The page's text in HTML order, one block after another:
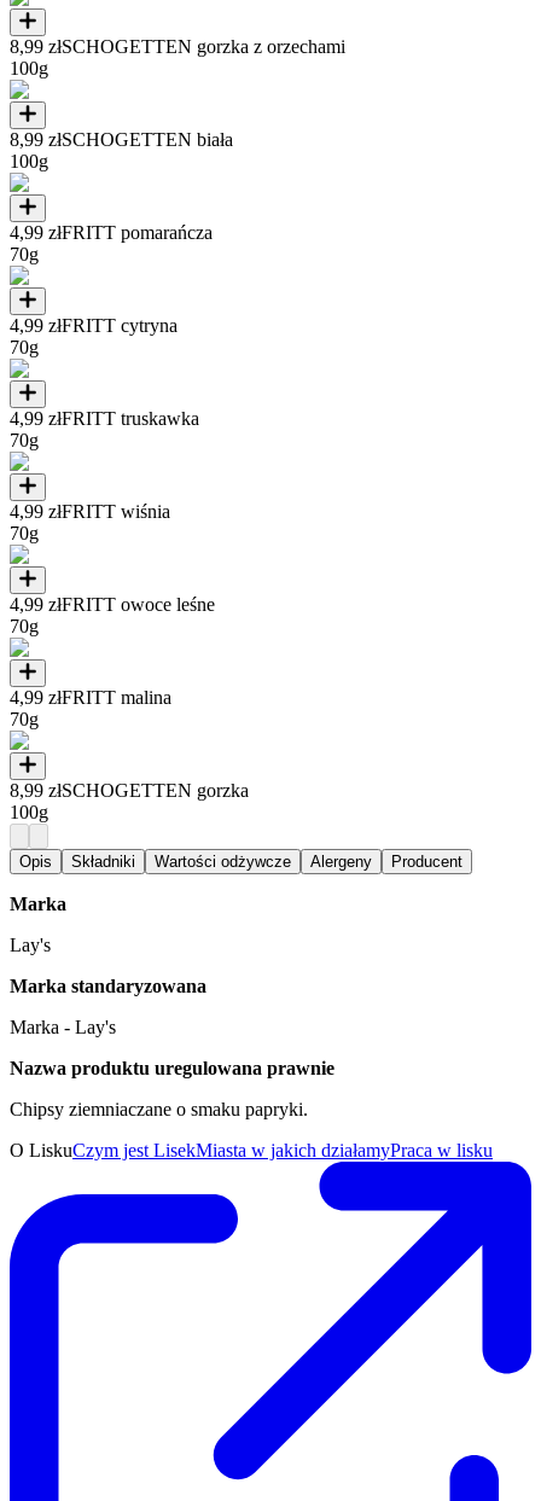
8,99 złSCHOGETTEN gorzka z orzechami
100g
8,99 złSCHOGETTEN biała
100g
4,99 złFRITT pomarańcza
70g
4,99 złFRITT cytryna
70g
4,99 złFRITT truskawka
70g
4,99 złFRITT wiśnia
70g
4,99 złFRITT owoce leśne
70g
4,99 złFRITT malina
70g
8,99 złSCHOGETTEN gorzka
100g
Opis Składniki Wartości odżywcze Alergeny Producent
Marka
Lay's
Marka standaryzowana
Marka - Lay's
Nazwa produktu uregulowana prawnie
Chipsy ziemniaczane o smaku papryki.
O LiskuCzym jest LisekMiasta w jakich działamyPraca w lisku